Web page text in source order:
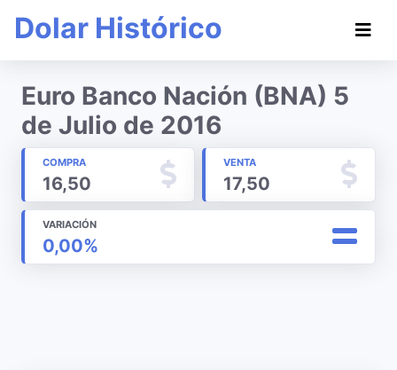
Dolar Histórico
Euro Banco Nación (BNA) 5
de Julio de 2016
COMPRA
16,50
VENTA
17,50
VARIACIÓN
0,00%